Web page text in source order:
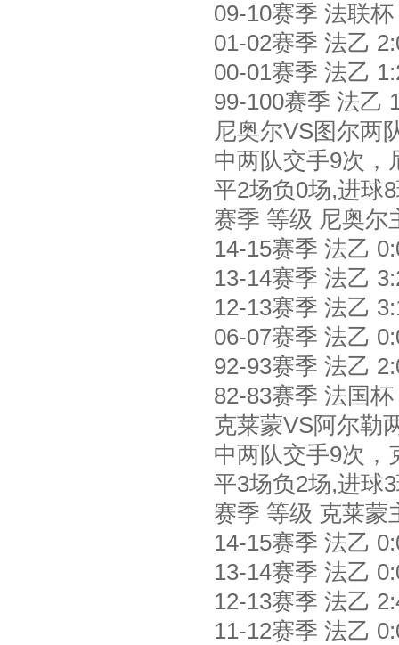
09-10赛季 法联
01-02赛季 法乙
00-01赛季 法乙
99-100赛季 法乙
尼奥尔VS图尔两
中两队交手9次，
平2场负0场,进球
赛季 等级 尼奥尔
14-15赛季 法乙
13-14赛季 法乙
12-13赛季 法乙
06-07赛季 法乙
92-93赛季 法乙
82-83赛季 法国
克莱蒙VS阿尔勒
中两队交手9次，
平3场负2场,进球
赛季 等级 克莱蒙
14-15赛季 法乙
13-14赛季 法乙
12-13赛季 法乙
11-12赛季 法乙